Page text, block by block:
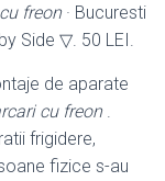
freon· Bucuresti
Side ▽. 50 LEI.
de aparate
cu freon.
frigidere,
fizice s-au